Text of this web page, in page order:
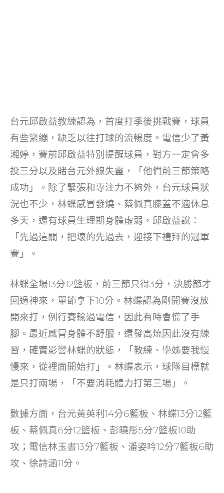
台元邱啟益教練認為，首度打季後挑戰賽，球員
有些緊繃，缺乏以往打球的流暢度。電信少了黃
湘婷，賽前邱啟益特別提醒球員，對方一定會多
投三分以及賭台元外線失靈，「他們前三節策略
成功」。除了緊張和專注力不夠外，台元球員狀
況也不少，林蝶感冒發燒、蔡佩真膝蓋不適休息
多天，還有球員生理期身體虛弱，邱啟益說：
「先過這關，把壞的先過去，迎接下禮拜的冠軍
賽」。
林蝶全場13分12籃板，前三節只得3分，決勝節才
回過神來，單節拿下10分。林蝶認為剛開賽沒放
開來打，例行賽輸過電信，因此有時會慌了手
腳。最近感冒身體不舒服，還發高燒因此沒有練
習，確實影響林蝶的狀態，「教練、學姊要我慢
慢來，從裡面開始打」。林蝶表示，球隊目標就
是只打兩場，「不要消耗體力打第三場」。
數據方面，台元黃英利14分6籃板、林蝶13分12籃
板、蔡佩真6分12籃板、彭曉彤5分7籃板10助
攻；電信林玉書13分7籃板、潘姿吟12分7籃板6助
攻、徐詩涵11分。